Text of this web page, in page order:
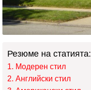
Резюме на статията:
Модерен стил
Английски стил